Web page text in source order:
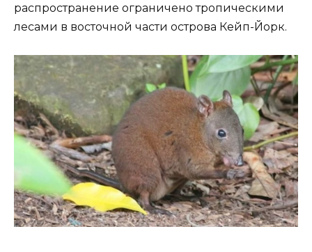
распространение ограничено тропическими
лесами в восточной части острова Кейп-Йорк.